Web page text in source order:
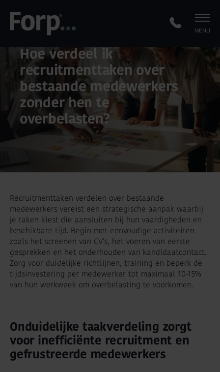
MENU
Hoe verdeel ik
recruitmenttaken over
bestaande medewerkers
zonder hen te
overbelasten?
Recruitmenttaken verdelen over bestaande
medewerkers vereist een strategische aanpak waarbij
je taken kiest die aansluiten bij hun vaardigheden en
beschikbare tijd. Begin met eenvoudige activiteiten
zoals het screenen van CV’s, het voeren van eerste
gesprekken en het onderhouden van kandidaatcontact.
Zorg voor duidelijke richtlijnen, training en beperk de
tijdsinvestering per medewerker tot maximaal 10-15%
van hun werkweek om overbelasting te voorkomen.
Onduidelijke taakverdeling zorgt
voor inefficiënte recruitment en
gefrustreerde medewerkers